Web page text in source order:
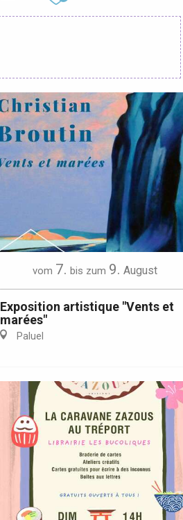
Ajouter aux
vom 7. bis zum 9. August
Exposition artistique "Vents et
marées"
Paluel